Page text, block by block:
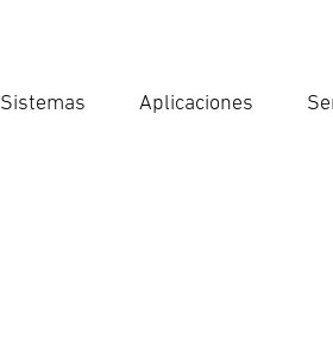
Sistemas Aplicaciones